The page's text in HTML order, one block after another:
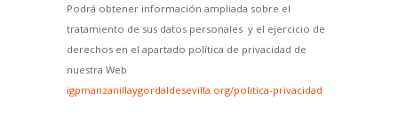
Podrá obtener información ampliada sobre el
tratamiento de sus datos personales y el ejercicio de
derechos en el apartado política de privacidad de
nuestra Web
igpmanzanillaygordaldesevilla.org/politica-privacidad